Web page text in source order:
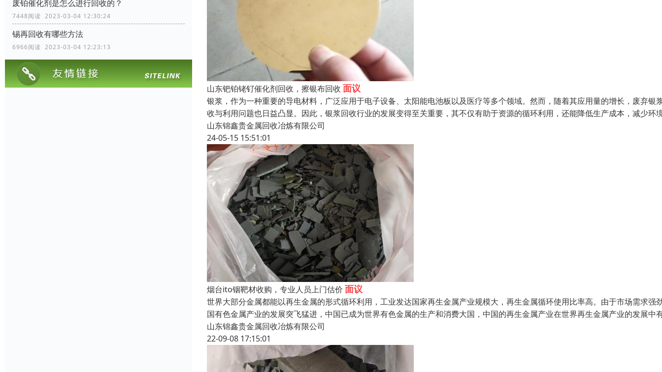
废铂催化剂是怎么进行回收的？
7448阅读 2023-03-04 12:30:24
锡再回收有哪些方法
6966阅读 2023-03-04 12:23:13
山东钯铂铑钌催化剂回收，擦银布回收 面议
银浆，作为一种重要的导电材料，广泛应用于电子设备、太阳能电池板以及医疗等多个领域。然而，随着其应用量的增长，废弃银
收与利用问题也日益凸显。因此，银浆回收行业的发展变得至关重要，其不仅有助于资源的循环利用，还能降低生产成本，减少环
山东锦鑫贵金属回收冶炼有限公司
24-05-15 15:51:01
烟台ito铟靶材收购，专业人员上门估价 面议
世界大部分金属都能以再生金属的形式循环利用，工业发达国家再生金属产业规模大，再生金属循环使用比率高。由于市场需求强
国有色金属产业的发展突飞猛进，中国已成为世界有色金属的生产和消费大国，中国的再生金属产业在世界再生金属产业的发展中
山东锦鑫贵金属回收冶炼有限公司
22-09-08 17:15:01